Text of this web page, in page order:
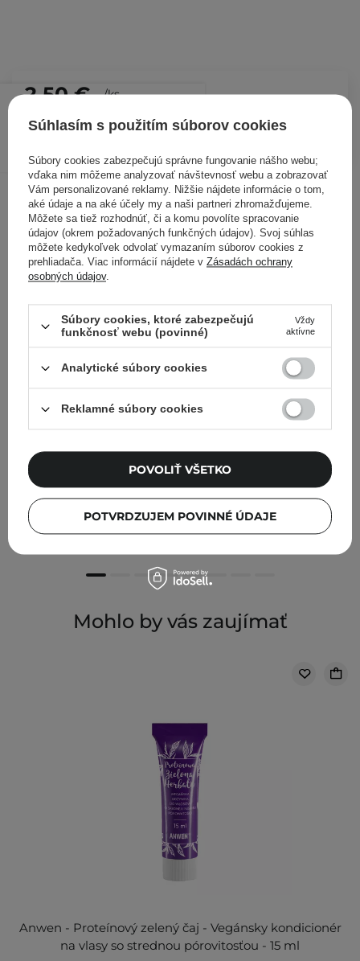
2,50 € /ks
PRIDAŤ DO KOŠÍKA
Kontrolovali aj ďalší zákazníci
Aura Herbals - Omega+ Vitamín D3 2000 IU + K2 -
Kapsule - 60 ks
14,90 €
Mohlo by vás zaujímať
Anwen - Proteínový zelený čaj - Vegánsky kondicionér
na vlasy so strednou pórovitosťou - 15 ml
Súhlasím s použitím súborov cookies
Súbory cookies zabezpečujú správne fungovanie nášho webu;
vďaka nim môžeme analyzovať návštevnosť webu a zobrazovať
Vám personalizované reklamy. Nižšie nájdete informácie o tom,
aké údaje a na aké účely my a naši partneri zhromažďujeme.
Môžete sa tiež rozhodnúť, či a komu povolíte spracovanie
údajov (okrem požadovaných funkčných údajov). Svoj súhlas
môžete kedykoľvek odvolať vymazaním súborov cookies z
prehliadača. Viac informácií nájdete v Zásadách ochrany
osobných údajov.
Súbory cookies, ktoré zabezpečujú
funkčnosť webu (povinné)
Vždy
aktívne
Analytické súbory cookies
Reklamné súbory cookies
POTVRDZUJEM POVINNÉ ÚDAJE
POVOLIŤ VŠETKO